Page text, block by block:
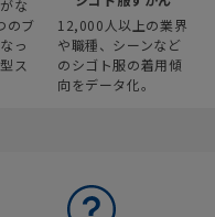
な
のブ
っ
ス
12,000人以上の業界
や職種、シーンなど
のシゴト服の着用傾
向をデータ化。